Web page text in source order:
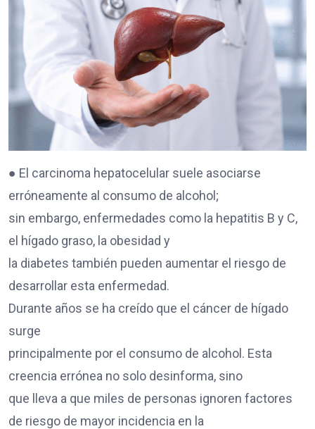
● El carcinoma hepatocelular suele asociarse
erróneamente al consumo de alcohol;
sin embargo, enfermedades como la hepatitis B y C,
el hígado graso, la obesidad y
la diabetes también pueden aumentar el riesgo de
desarrollar esta enfermedad.
Durante años se ha creído que el cáncer de hígado
surge
principalmente por el consumo de alcohol. Esta
creencia errónea no solo desinforma, sino
que lleva a que miles de personas ignoren factores
de riesgo de mayor incidencia en la